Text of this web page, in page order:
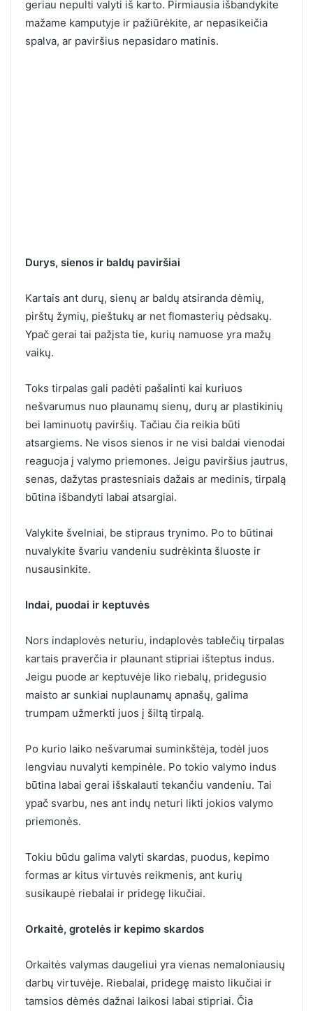
geriau nepulti valyti iš karto. Pirmiausia išbandykite
mažame kamputyje ir pažiūrėkite, ar nepasikeičia
spalva, ar paviršius nepasidaro matinis.
Durys, sienos ir baldų paviršiai
Kartais ant durų, sienų ar baldų atsiranda dėmių,
pirštų žymių, pieštukų ar net flomasterių pėdsakų.
Ypač gerai tai pažįsta tie, kurių namuose yra mažų
vaikų.
Toks tirpalas gali padėti pašalinti kai kuriuos
nešvarumus nuo plaunamų sienų, durų ar plastikinių
bei laminuotų paviršių. Tačiau čia reikia būti
atsargiems. Ne visos sienos ir ne visi baldai vienodai
reaguoja į valymo priemones. Jeigu paviršius jautrus,
senas, dažytas prastesniais dažais ar medinis, tirpalą
būtina išbandyti labai atsargiai.
Valykite švelniai, be stipraus trynimo. Po to būtinai
nuvalykite švariu vandeniu sudrėkinta šluoste ir
nusausinkite.
Indai, puodai ir keptuvės
Nors indaplovės neturiu, indaplovės tablečių tirpalas
kartais praverčia ir plaunant stipriai išteptus indus.
Jeigu puode ar keptuvėje liko riebalų, pridegusio
maisto ar sunkiai nuplaunamų apnašų, galima
trumpam užmerkti juos į šiltą tirpalą.
Po kurio laiko nešvarumai suminkštėja, todėl juos
lengviau nuvalyti kempinėle. Po tokio valymo indus
būtina labai gerai išskalauti tekančiu vandeniu. Tai
ypač svarbu, nes ant indų neturi likti jokios valymo
priemonės.
Tokiu būdu galima valyti skardas, puodus, kepimo
formas ar kitus virtuvės reikmenis, ant kurių
susikaupė riebalai ir pridegę likučiai.
Orkaitė, grotelės ir kepimo skardos
Orkaitės valymas daugeliui yra vienas nemaloniausių
darbų virtuvėje. Riebalai, pridegę maisto likučiai ir
tamsios dėmės dažnai laikosi labai stipriai. Čia